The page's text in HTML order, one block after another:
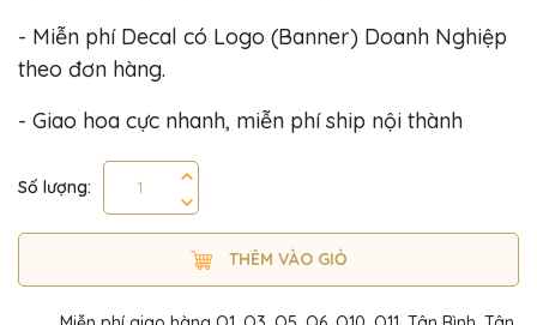
- Miễn phí Decal có Logo (Banner) Doanh Nghiệp
theo đơn hàng.
- Giao hoa cực nhanh, miễn phí ship nội thành
Số lượng:
THÊM VÀO GIỎ